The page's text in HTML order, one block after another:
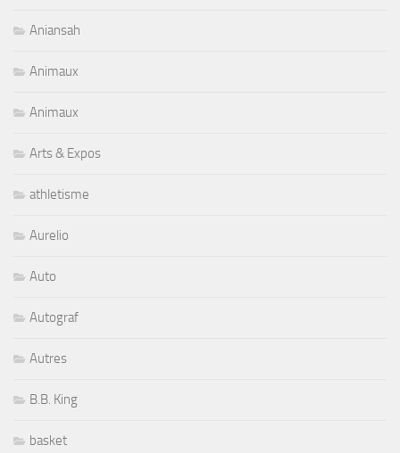
Aniansah
Animaux
Animaux
Arts & Expos
athletisme
Aurelio
Auto
Autograf
Autres
B.B. King
basket